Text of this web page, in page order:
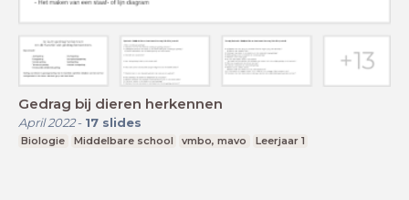
Gedrag bij dieren herkennen
April 2022- 17 slides
Biologie Middelbare school vmbo, mavo Leerjaar 1